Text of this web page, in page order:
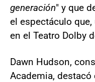
generación" y que
el espectáculo
en el Teatro Dolby
Dawn Hudson,
Academia, destacó